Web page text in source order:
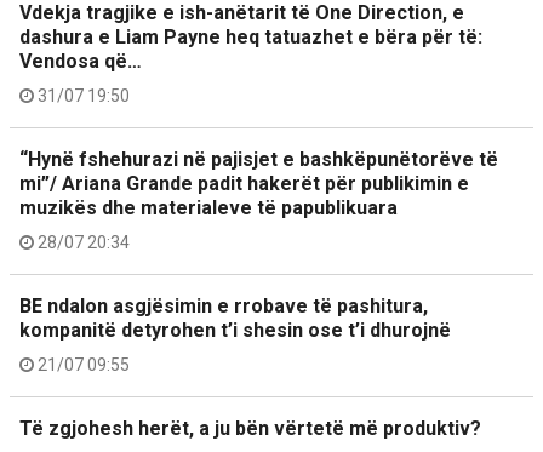
Vdekja tragjike e ish-anëtarit të One Direction, e
dashura e Liam Payne heq tatuazhet e bëra për të:
Vendosa që…
31/07 19:50
“Hynë fshehurazi në pajisjet e bashkëpunëtorëve të
mi”/ Ariana Grande padit hakerët për publikimin e
muzikës dhe materialeve të papublikuara
28/07 20:34
BE ndalon asgjësimin e rrobave të pashitura,
kompanitë detyrohen t’i shesin ose t’i dhurojnë
21/07 09:55
Të zgjohesh herët, a ju bën vërtetë më produktiv?